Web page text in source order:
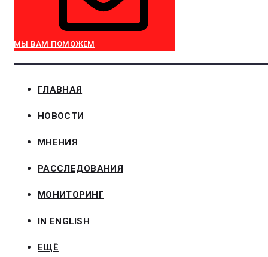
МЫ ВАМ ПОМОЖЕМ
ГЛАВНАЯ
НОВОСТИ
МНЕНИЯ
РАССЛЕДОВАНИЯ
МОНИТОРИНГ
IN ENGLISH
ЕЩЁ